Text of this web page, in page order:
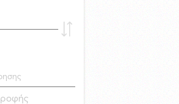
- Μέγα στη θέση του Προέδρου του